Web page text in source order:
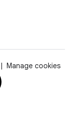
Manage cookies